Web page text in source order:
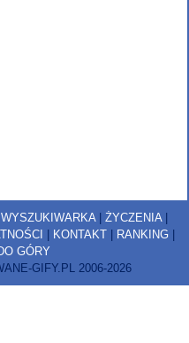
WYSZUKIWARKA | ŻYCZENIA |
| KONTAKT| RANKING|
GÓRY
GIFY.PL 2006-2026